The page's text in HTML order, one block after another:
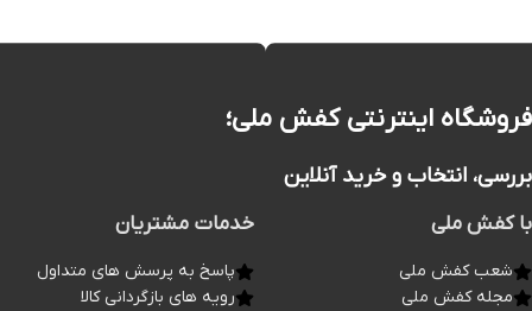
فروشگاه اینترنتی کفش ملی؛
بررسی، انتخاب و خرید آنلاین
با کفش ملی
شعب کفش ملی
مجله کفش ملی
خدمات مشتریان
پاسخ به پرسش های متداول
رویه های بازگردانی کالا